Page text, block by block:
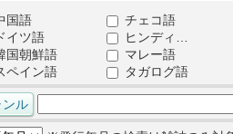
国語
チェコ語
イツ語
ヒンディ…
国朝鮮語
マレー語
ペイン語
タガログ語